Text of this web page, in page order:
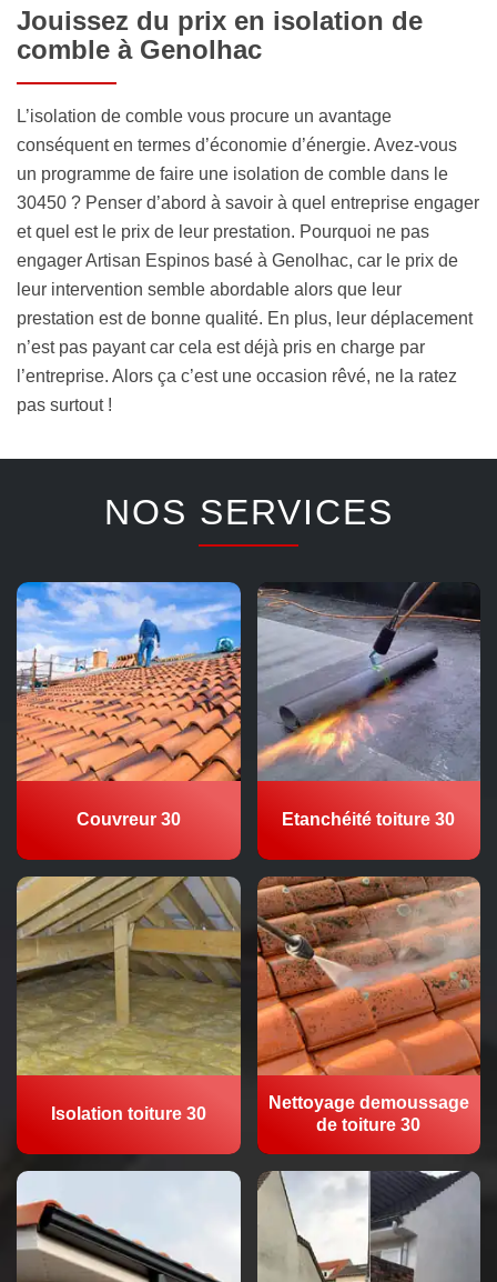
Jouissez du prix en isolation de
comble à Genolhac
L’isolation de comble vous procure un avantage
conséquent en termes d’économie d’énergie. Avez-vous
un programme de faire une isolation de comble dans le
30450 ? Penser d’abord à savoir à quel entreprise engager
et quel est le prix de leur prestation. Pourquoi ne pas
engager Artisan Espinos basé à Genolhac, car le prix de
leur intervention semble abordable alors que leur
prestation est de bonne qualité. En plus, leur déplacement
n’est pas payant car cela est déjà pris en charge par
l’entreprise. Alors ça c’est une occasion rêvé, ne la ratez
pas surtout !
NOS SERVICES
Couvreur 30 Etanchéité toiture 30
Isolation toiture 30
Nettoyage demoussage
de toiture 30